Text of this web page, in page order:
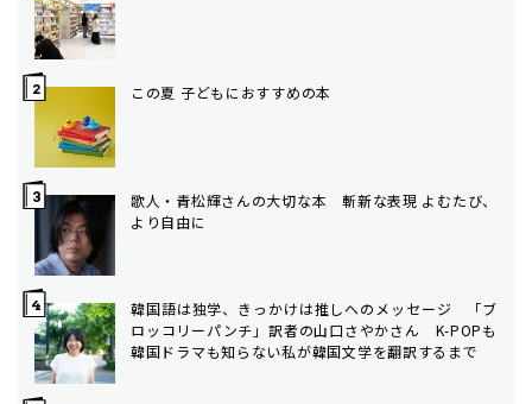
この夏 子どもにおすすめの本
歌人・青松輝さんの大切な本 斬新な表現 よむたび、
より自由に
韓国語は独学、きっかけは推しへのメッセージ 「ブ
ロッコリーパンチ」訳者の山口さやかさん K-POPも
韓国ドラマも知らない私が韓国文学を翻訳するまで